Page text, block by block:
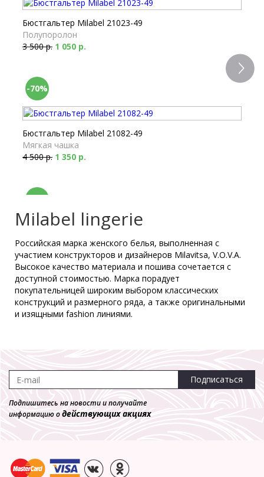
Бюстгальтер Milabel 21023-49
Полупоролон
3 500 р. 1 050 р.
-70%
Бюстгальтер Milabel 21082-49
Мягкая чашка
4 500 р. 1 350 р.
-70%
Бюстгальтер Milabel 21115-49
Спейсер
4 310 р. 1 293 р.
-70%
2 080 р.
Milabel lingerie
Российская марка женского белья, выполненная с
участием конструкторов и дизайнеров Milavitsa, V.O.V.A.
Высокое качество материала и пошива сочетается с
доступной стоимостью. Марка порадует
покупательницей широким выбором классических
конструкций и размерного ряда, а также оригинальными
и изящными fashion линиями.
Подписаться
Подпишитесь на новости и получайте
информацию одействующих акциях